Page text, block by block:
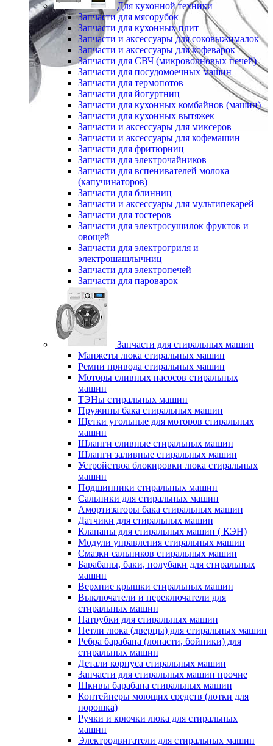
Для кухонной техники
Запчасти для мясорубок
Запчасти для кухонных плит
Запчасти и аксессуары для соковыжималок
Запчасти и аксессуары для кофеварок
Запчасти для СВЧ (микроволновых печей)
Запчасти для посудомоечных машин
Запчасти для термопотов
Запчасти для йогуртниц
Запчасти для кухонных комбайнов (машин)
Запчасти для кухонных вытяжек
Запчасти и аксессуары для миксеров
Запчасти и аксессуары для кофемашин
Запчасти для фритюрниц
Запчасти для электрочайников
Запчасти для вспенивателей молока
(капучинаторов)
Запчасти для блинниц
Запчасти и аксессуары для мультипекарей
Запчасти для тостеров
Запчасти для электросушилок фруктов и
овощей
Запчасти для электрогриля и
электрошашлычниц
Запчасти для электропечей
Запчасти для пароварок
Запчасти для стиральных машин
Манжеты люка стиральных машин
Ремни привода стиральных машин
Моторы сливных насосов стиральных
машин
ТЭНы стиральных машин
Пружины бака стиральных машин
Щетки угольные для моторов стиральных
машин
Шланги сливные стиральных машин
Шланги заливные стиральных машин
Устройствоа блокировки люка стиральных
машин
Подшипники стиральных машин
Сальники для стиральных машин
Амортизаторы бака стиральных машин
Датчики для стиральных машин
Клапаны для стиральных машин ( КЭН)
Модули управления стиральных машин
Смазки сальников стиральных машин
Барабаны, баки, полубаки для стиральных
машин
Верхние крышки стиральных машин
Выключатели и переключатели для
стиральных машин
Патрубки для стиральных машин
Петли люка (дверцы) для стиральных машин
Ребра барабана (лопасти, бойники) для
стиральных машин
Детали корпуса стиральных машин
Запчасти для стиральных машин прочие
Шкивы барабана стиральных машин
Контейнеры моющих средств (лотки для
порошка)
Ручки и крючки люка для стиральных
машин
Электродвигатели для стиральных машин